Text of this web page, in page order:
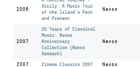
2006
Sicily: A Music Tour
of the Island's Past
and Present
Naxos
2007
20 Years of Classical
Music: Naxos
Anniversary
Collection (Naxos
Denmark)
Naxos
2007 Cinema Classics 2007 Naxos